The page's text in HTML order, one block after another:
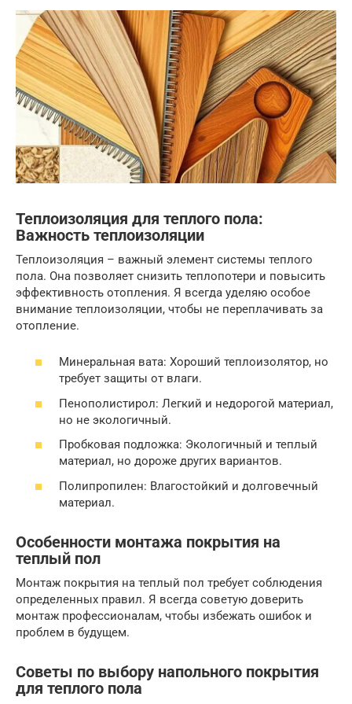
Теплоизоляция для теплого пола:
Важность теплоизоляции
Теплоизоляция – важный элемент системы теплого
пола. Она позволяет снизить теплопотери и повысить
эффективность отопления. Я всегда уделяю особое
внимание теплоизоляции, чтобы не переплачивать за
отопление.
Минеральная вата: Хороший теплоизолятор, но
требует защиты от влаги.
Пенополистирол: Легкий и недорогой материал,
но не экологичный.
Пробковая подложка: Экологичный и теплый
материал, но дороже других вариантов.
Полипропилен: Влагостойкий и долговечный
материал.
Особенности монтажа покрытия на
теплый пол
Монтаж покрытия на теплый пол требует соблюдения
определенных правил. Я всегда советую доверить
монтаж профессионалам, чтобы избежать ошибок и
проблем в будущем.
Советы по выбору напольного покрытия
для теплого пола